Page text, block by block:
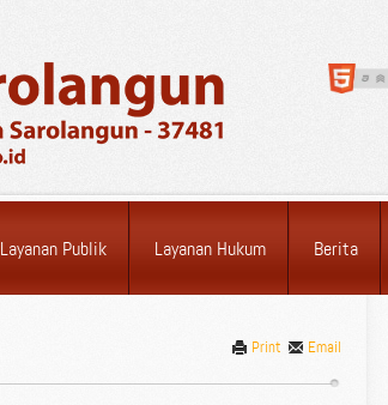
Layanan Publik Layanan Hukum Berita
Email
Print